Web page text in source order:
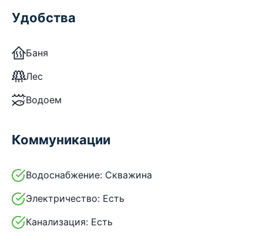
Удобства
Баня
Лес
Водоем
Коммуникации
Водоснабжение: Скважина
Электричество: Есть
Канализация: Есть